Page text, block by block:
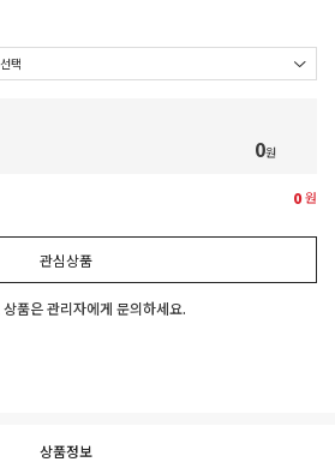
0원
0원
관심상품
품은 관리자에게 문의하세요.
상품정보